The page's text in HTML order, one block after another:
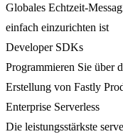
Globales Echtzeit-
einfach einzurichten ist
Developer SDKs
Programmieren Sie über
Erstellung von Fastly
Enterprise Serverless
Die leistungsstärkste